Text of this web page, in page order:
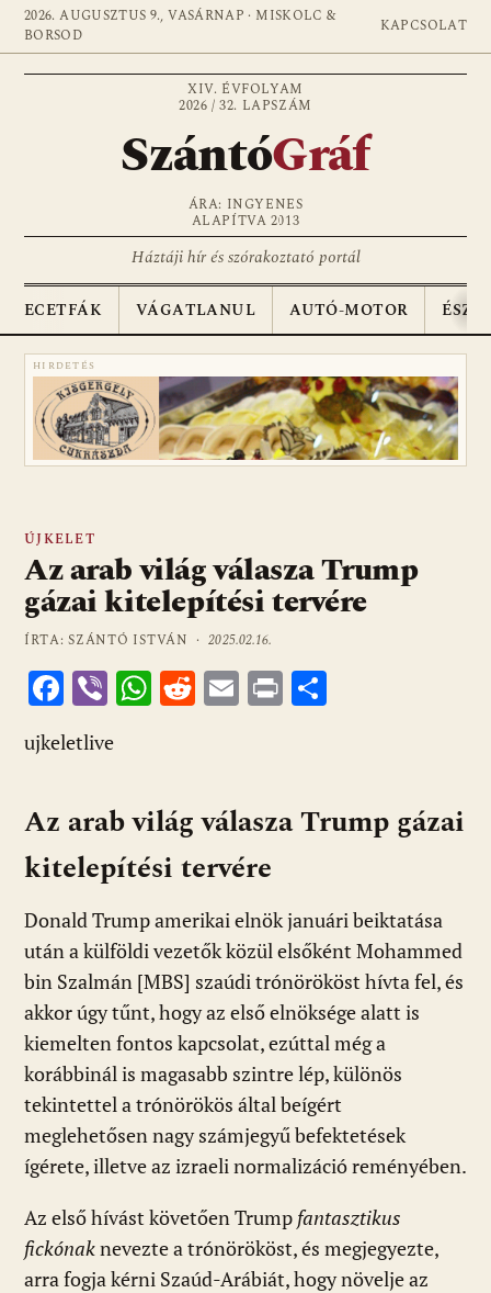
2026. AUGUSZTUS 9., VASÁRNAP · MISKOLC &
BORSOD
KAPCSOLAT
XIV. ÉVFOLYAM
2026 / 32. LAPSZÁM
SzántóGráf
ÁRA: INGYENES
ALAPÍTVA 2013
Háztáji hír és szórakoztató portál
ECETFÁK VÁGATLANUL AUTÓ-MOTOR
HIRDETÉS
ÚJKELET
Az arab világ válasza Trump
gázai kitelepítési tervére
ÍRTA: SZÁNTÓ ISTVÁN ·2025.02.16.
F
ac
e
o
o
Vi
er
W
A
p
R
t
E Pr
e
ujkeletlive
Az arab világ válasza Trump gázai
kitelepítési tervére
Donald Trump amerikai elnök januári beiktatása
után a külföldi vezetők közül elsőként Mohammed
bin Szalmán [MBS] szaúdi trónörököst hívta fel, és
akkor úgy tűnt, hogy az első elnöksége alatt is
kiemelten fontos kapcsolat, ezúttal még a
korábbinál is magasabb szintre lép, különös
tekintettel a trónörökös által beígért
meglehetősen nagy számjegyű befektetések
ígérete, illetve az izraeli normalizáció reményében.
Az első hívást követően Trump fantasztikus
fickónaknevezte a trónörököst, és megjegyezte,
arra fogja kérni Szaúd-Arábiát, hogy növelje az